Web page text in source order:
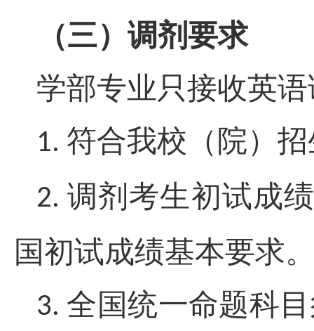
（三）调剂要求
学部专业只接收英
1. 符合我校（院）
2.调剂考生初试成
国初试成绩基本要求
3. 全国统一命题科